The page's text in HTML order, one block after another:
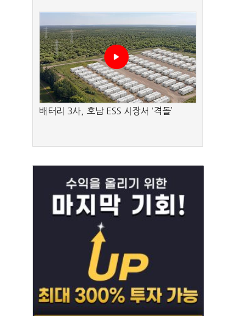
배터리 3사, 호남 ESS 시장서 ‘격돌’